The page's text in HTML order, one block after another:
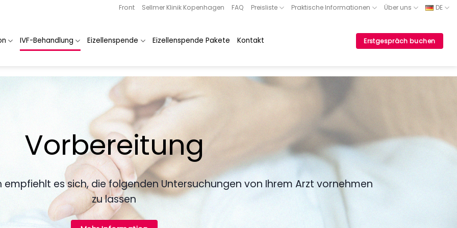
Front Sellmer Klinik Kopenhagen FAQ Preisliste Praktische Informationen Über uns DE
IVF-Behandlung Eizellenspende Eizellenspende Pakete Kontakt Erstgespräch buchen
Vorbereitung
es sich, die folgenden Untersuchungen von Ihrem Arzt vornehmen
zu lassen